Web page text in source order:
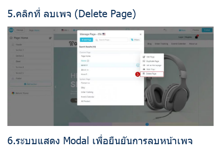
5.คลิกที่ ลบเพจ (Delete Page)
6.ระบบแสดง Modal เพื่อยืนยันการลบหน้าเพจ